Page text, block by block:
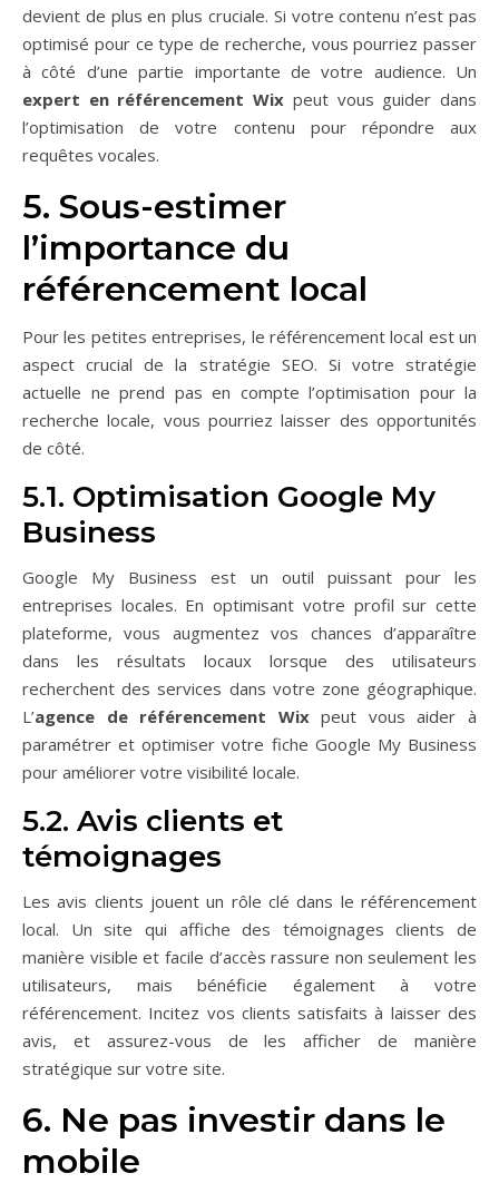
devient de plus en plus cruciale. Si votre contenu n’est pas
optimisé pour ce type de recherche, vous pourriez passer
à côté d’une partie importante de votre audience. Un
expert en référencement Wix peut vous guider dans
l’optimisation de votre contenu pour répondre aux
requêtes vocales.
5. Sous-estimer
l’importance du
référencement local
Pour les petites entreprises, le référencement local est un
aspect crucial de la stratégie SEO. Si votre stratégie
actuelle ne prend pas en compte l’optimisation pour la
recherche locale, vous pourriez laisser des opportunités
de côté.
5.1. Optimisation Google My
Business
Google My Business est un outil puissant pour les
entreprises locales. En optimisant votre profil sur cette
plateforme, vous augmentez vos chances d’apparaître
dans les résultats locaux lorsque des utilisateurs
recherchent des services dans votre zone géographique.
L’agence de référencement Wixpeut vous aider à
paramétrer et optimiser votre fiche Google My Business
pour améliorer votre visibilité locale.
5.2. Avis clients et
témoignages
Les avis clients jouent un rôle clé dans le référencement
local. Un site qui affiche des témoignages clients de
manière visible et facile d’accès rassure non seulement les
utilisateurs, mais bénéficie également à votre
référencement. Incitez vos clients satisfaits à laisser des
avis, et assurez-vous de les afficher de manière
stratégique sur votre site.
6. Ne pas investir dans le
mobile